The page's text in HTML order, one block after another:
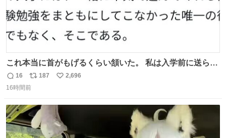
これ本当に首がもげるくらい頷いた。 私は入学前に送られ
てきた、大学のサークル紹介冊子を見た時点で終わりを感
じたので、女子大でもないくせに偏差値の高い大学のイン
た。 高偏差値に行けないならせめてそれくらいした方が予
後がいいです。 https://t.co/9nMHIrETkw
返
信
16
リ
ポ
ト
数
187
い
数
2,696
16時間前